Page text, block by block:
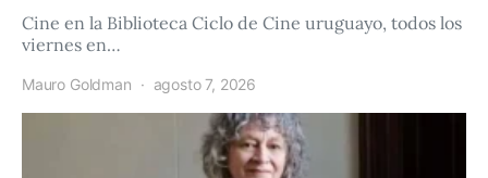
Cine en la Biblioteca Ciclo de Cine uruguayo, todos los
viernes en…
Mauro Goldman agosto 7, 2026